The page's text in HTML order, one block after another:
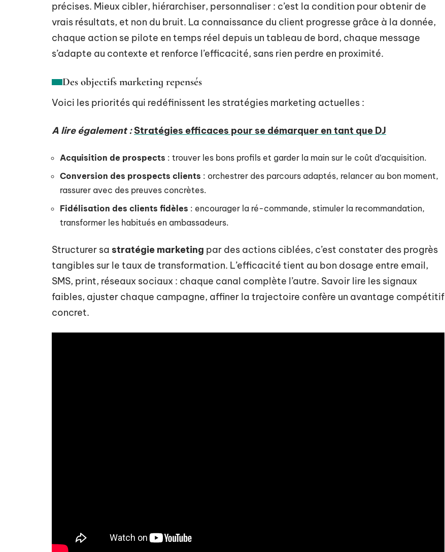
précises. Mieux cibler, hiérarchiser, personnaliser : c’est la condition pour obtenir de
vrais résultats, et non du bruit. La connaissance du client progresse grâce à la donnée,
chaque action se pilote en temps réel depuis un tableau de bord, chaque message
s’adapte au contexte et renforce l’efficacité, sans rien perdre en proximité.
Des objectifs marketing repensés
Voici les priorités qui redéfinissent les stratégies marketing actuelles :
A lire également : Stratégies efficaces pour se démarquer en tant que DJ
Acquisition de prospects : trouver les bons profils et garder la main sur le coût d’acquisition.
Conversion des prospects clients : orchestrer des parcours adaptés, relancer au bon moment,
rassurer avec des preuves concrètes.
Fidélisation des clients fidèles : encourager la ré-commande, stimuler la recommandation,
transformer les habitués en ambassadeurs.
Structurer sa stratégie marketing par des actions ciblées, c’est constater des progrès
tangibles sur le taux de transformation. L’efficacité tient au bon dosage entre email,
SMS, print, réseaux sociaux : chaque canal complète l’autre. Savoir lire les signaux
faibles, ajuster chaque campagne, affiner la trajectoire confère un avantage compétitif
concret.